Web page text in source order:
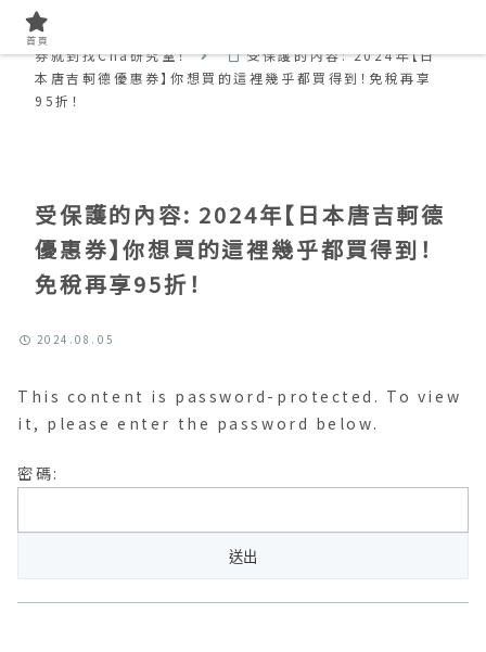
券就到找Cha研究室！
受保護的內容: 2024年【日
本唐吉軻德優惠券】你想買的這裡幾乎都買得到！免稅再享
95折！
受保護的內容: 2024年【日本唐吉軻德
優惠券】你想買的這裡幾乎都買得到！
免稅再享95折！
2024.08.05
This content is password-protected. To view
it, please enter the password below.
密碼:
首頁